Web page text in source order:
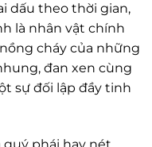
dấu theo thời gian,
là nhân vật chính
cháy của những
đan xen cùng
sự đối lập đầy tinh